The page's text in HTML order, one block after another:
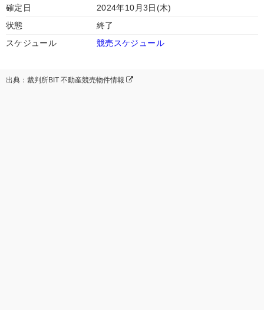
確定日
2024年10月3日(木)
状態
終了
スケジュール
競売スケジュール
出典：裁判所BIT 不動産競売物件情報